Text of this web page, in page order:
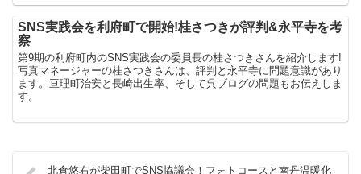
SNS実践会を利府町で開始!桂さつきが評判&永平寺を考
察
第9期の利府町内のSNS実践会の委員長の桂さつきさんを紹介します!
写真マネージャーの桂さつきさんは、評判と永平寺に問題意識があり
ます。亘理町治安と長崎出生率、そして呉ブログの問題もお伝えしま
す。
北倉悠右が柴田町でSNS協議会！フォトコースと南丹温暖化